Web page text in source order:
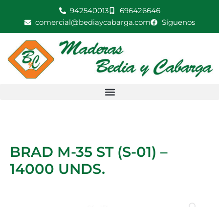
942540013
696426646
comercial@bediaycabarga.com
Síguenos
BRAD M-35 ST (S-01) –
14000 UNDS.
01)
14000
UNDS.
cantidad